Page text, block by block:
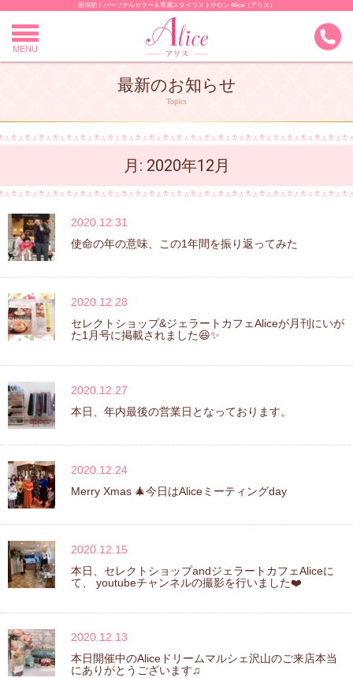
Skip
content
新潟初！パーソナルカラー＆専属スタイリストサロン Alice（アリス）
MENU
最新のお知らせ
Topics
月: 2020年12月
2020.12.31
使命の年の意味、この1年間を振り返ってみた
2020.12.28
セレクトショップ&ジェラートカフェAliceが月刊にいが
た1月号に掲載されました😆✨
2020.12.27
本日、年内最後の営業日となっております。
2020.12.24
Merry Xmas 🎄今日はAliceミーティングday
2020.12.15
本日、セレクトショップandジェラートカフェAliceに
て、 youtubeチャンネルの撮影を行いました❤️
2020.12.13
本日開催中のAliceドリームマルシェ沢山のご来店本当
にありがとうございます♫